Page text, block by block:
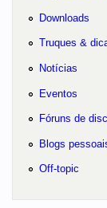
Downloads
Truques &
Notícias
Eventos
Fóruns de
Blogs
Off-topic